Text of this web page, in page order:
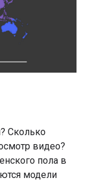
Сколько
видео?
пола в
модели